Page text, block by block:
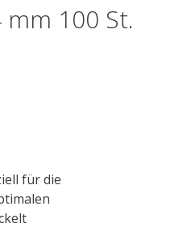
mm 100 St.
für die